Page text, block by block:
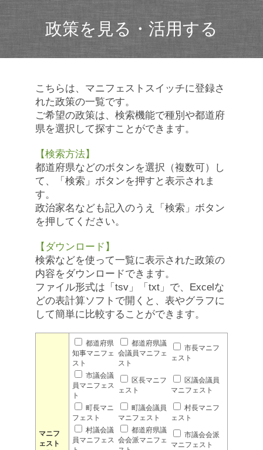
政策を見る・活用する
こちらは、マニフェストスイッチに登録さ
れた政策の一覧です。
ご希望の政策は、検索機能で種別や都道府
県を選択して探すことができます。
【検索方法】
都道府県などのボタンを選択（複数可）し
て、「検索」ボタンを押すと表示されま
す。
政治家名なども記入のうえ「検索」ボタン
を押してください。
【ダウンロード】
検索などを使って一覧に表示された政策の
内容をダウンロードできます。
ファイル形式は「tsv」「txt」で、Excelな
どの表計算ソフトで開くと、表やグラフに
して簡単に比較することができます。
マニフ
ェスト
都道府県
知事マニフェ
スト
都道府県議
会議員マニフェ
スト
市長マニフ
ェスト
市議会議
員マニフェス
ト
区長マニフ
ェスト
区議会議員
マニフェスト
町長マニ
フェスト
町議会議員
マニフェスト
村長マニフ
ェスト
村議会議
員マニフェス
都道府県議
会会派マニフェ
市議会会派
マニフェスト